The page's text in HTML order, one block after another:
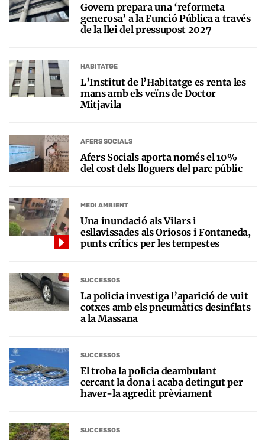
Govern prepara una ‘reformeta
generosa’ a la Funció Pública a través
de la llei del pressupost 2027
HABITATGE
L’Institut de l’Habitatge es renta les
mans amb els veïns de Doctor
Mitjavila
AFERS SOCIALS
Afers Socials aporta només el 10%
del cost dels lloguers del parc públic
MEDI AMBIENT
Una inundació als Vilars i
esllavissades als Oriosos i Fontaneda,
punts crítics per les tempestes
SUCCESSOS
La policia investiga l’aparició de vuit
cotxes amb els pneumàtics desinflats
a la Massana
SUCCESSOS
El troba la policia deambulant
cercant la dona i acaba detingut per
haver-la agredit prèviament
SUCCESSOS